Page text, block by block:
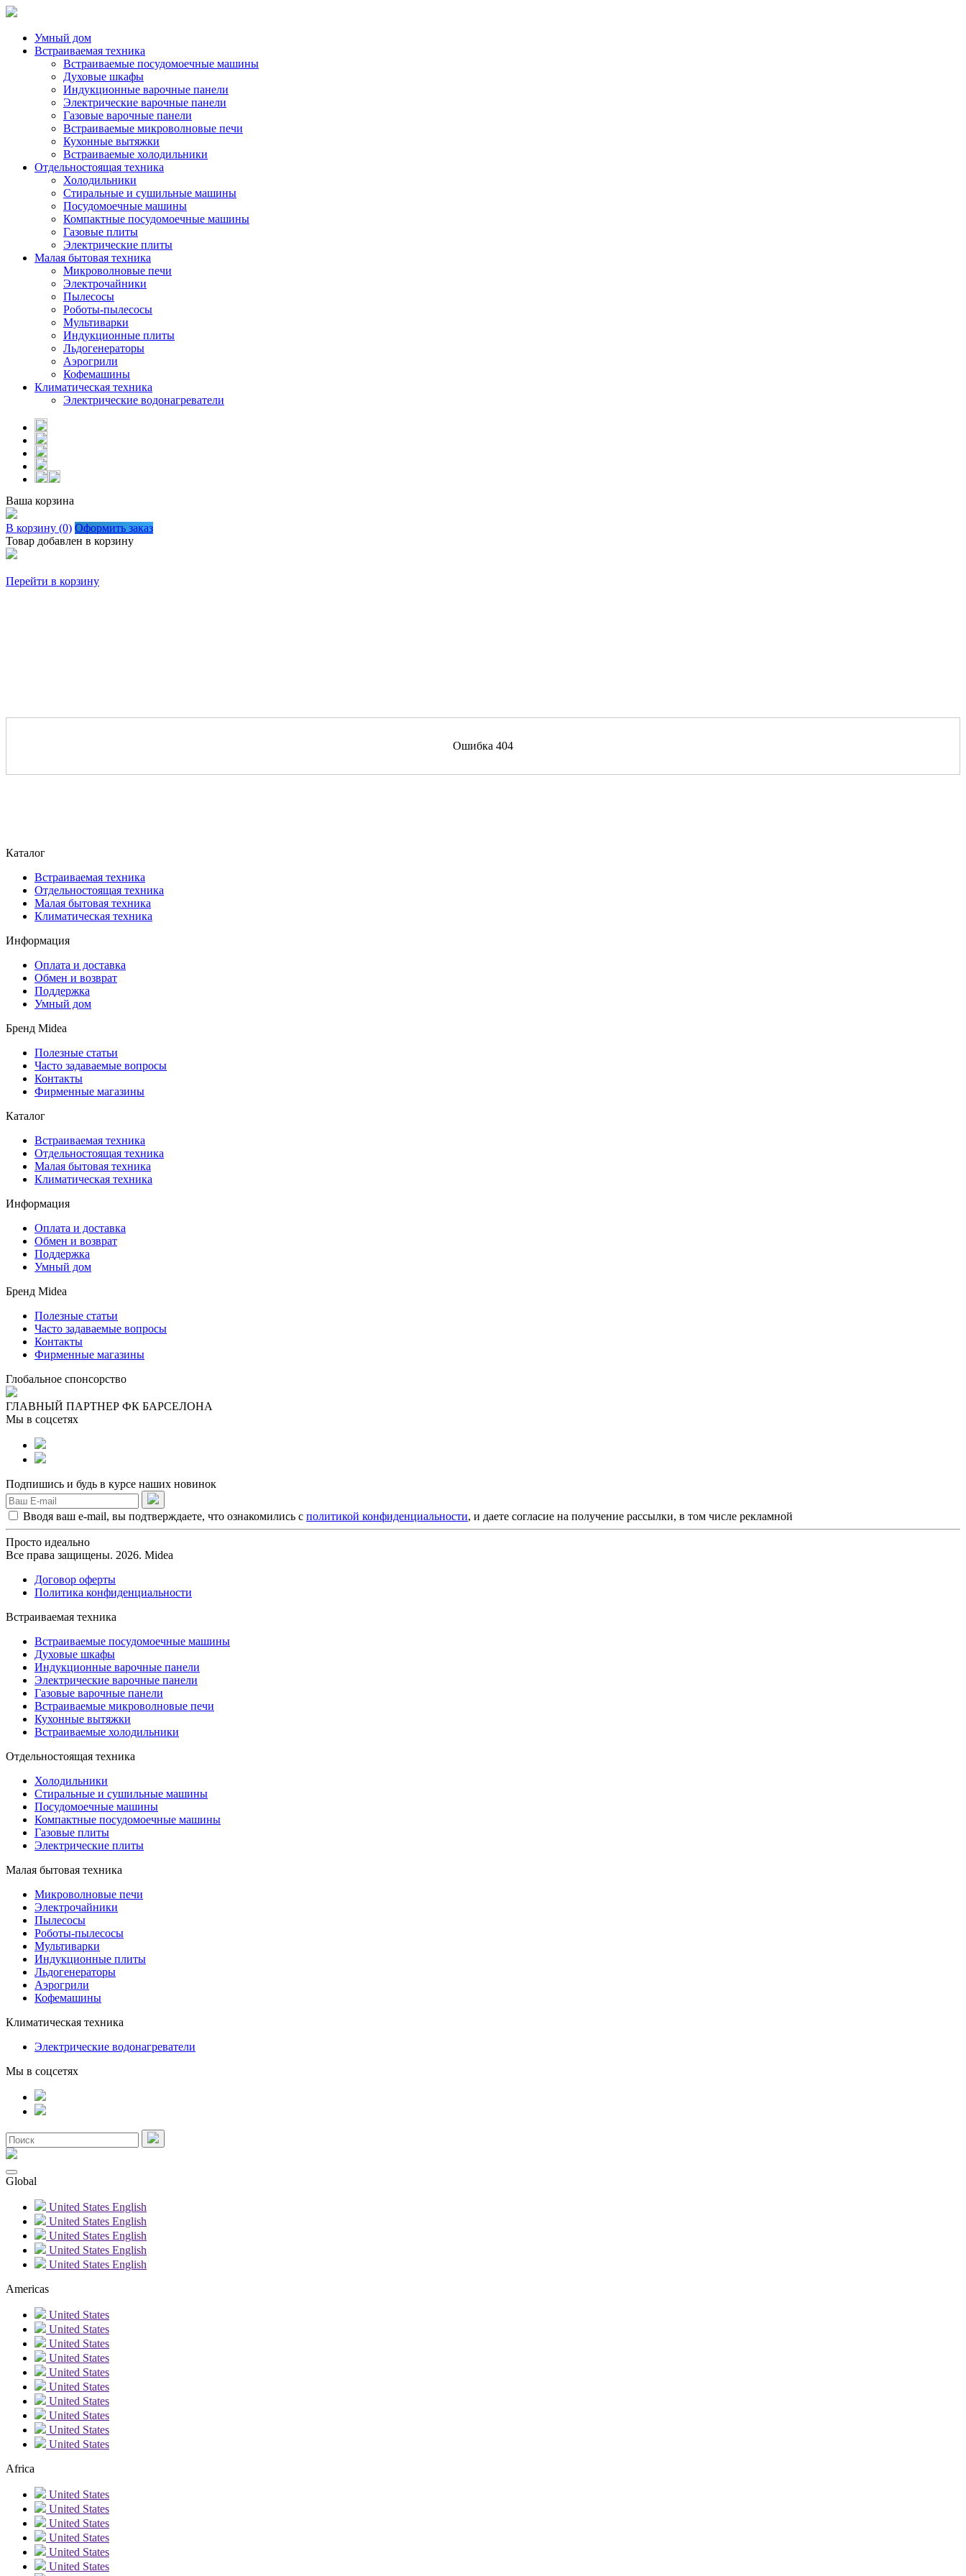
Умный дом
Встраиваемая техника
Встраиваемые посудомоечные машины
Духовые шкафы
Индукционные варочные панели
Электрические варочные панели
Газовые варочные панели
Встраиваемые микроволновые печи
Кухонные вытяжки
Встраиваемые холодильники
Отдельностоящая техника
Холодильники
Стиральные и сушильные машины
Посудомоечные машины
Компактные посудомоечные машины
Газовые плиты
Электрические плиты
Малая бытовая техника
Микроволновые печи
Электрочайники
Пылесосы
Роботы-пылесосы
Мультиварки
Индукционные плиты
Льдогенераторы
Аэрогрили
Кофемашины
Климатическая техника
Электрические водонагреватели
Ваша корзина
В корзину (0) Оформить заказ
Товар добавлен в корзину
Перейти в корзину
Ошибка 404
Каталог
Встраиваемая техника
Отдельностоящая техника
Малая бытовая техника
Климатическая техника
Информация
Оплата и доставка
Обмен и возврат
Поддержка
Умный дом
Бренд Midea
Полезные статьи
Часто задаваемые вопросы
Контакты
Фирменные магазины
Каталог
Встраиваемая техника
Отдельностоящая техника
Малая бытовая техника
Климатическая техника
Информация
Оплата и доставка
Обмен и возврат
Поддержка
Умный дом
Бренд Midea
Полезные статьи
Часто задаваемые вопросы
Контакты
Фирменные магазины
Глобальное спонсорство
ГЛАВНЫЙ ПАРТНЕР ФК БАРСЕЛОНА
Мы в соцсетях
Подпишись и будь в курсе наших новинок
Вводя ваш e-mail, вы подтверждаете, что ознакомились с политикой конфиденциальности, и даете согласие на получение рассылки, в том числе рекламной
Просто идеально
Все права защищены. 2026. Midea
Договор оферты
Политика конфиденциальности
Встраиваемая техника
Встраиваемые посудомоечные машины
Духовые шкафы
Индукционные варочные панели
Электрические варочные панели
Газовые варочные панели
Встраиваемые микроволновые печи
Кухонные вытяжки
Встраиваемые холодильники
Отдельностоящая техника
Холодильники
Стиральные и сушильные машины
Посудомоечные машины
Компактные посудомоечные машины
Газовые плиты
Электрические плиты
Малая бытовая техника
Микроволновые печи
Электрочайники
Пылесосы
Роботы-пылесосы
Мультиварки
Индукционные плиты
Льдогенераторы
Аэрогрили
Кофемашины
Климатическая техника
Электрические водонагреватели
Мы в соцсетях
Global
United States English
United States English
United States English
United States English
United States English
Americas
United States
United States
United States
United States
United States
United States
United States
United States
United States
United States
Africa
United States
United States
United States
United States
United States
United States